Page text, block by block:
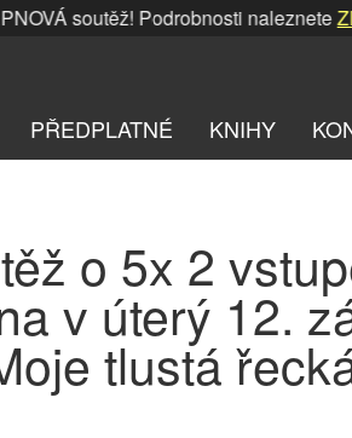
soutěž! Podrobnosti naleznete
PŘEDPLATNÉ KNIHY
o 5x 2
v úterý 12.
tlustá